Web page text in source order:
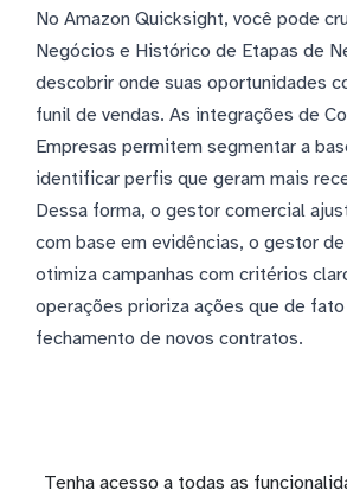
No Amazon Quicksight, você pode
Negócios e Histórico de Etapas de
descobrir onde suas oportunidades
funil de vendas. As integrações de
Empresas permitem segmentar a
identificar perfis que geram mais
Dessa forma, o gestor comercial
com base em evidências, o gestor
otimiza campanhas com critérios
operações prioriza ações que de
fechamento de novos contratos.
Tenha acesso a todas as